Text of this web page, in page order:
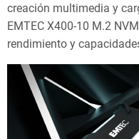
creación multimedia y
EMTEC X400-10 M.2
rendimiento y